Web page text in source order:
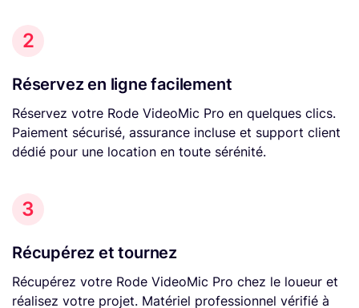
2
Réservez en ligne facilement
Réservez votre Rode VideoMic Pro en quelques clics.
Paiement sécurisé, assurance incluse et support client
dédié pour une location en toute sérénité.
3
Récupérez et tournez
Récupérez votre Rode VideoMic Pro chez le loueur et
réalisez votre projet. Matériel professionnel vérifié à